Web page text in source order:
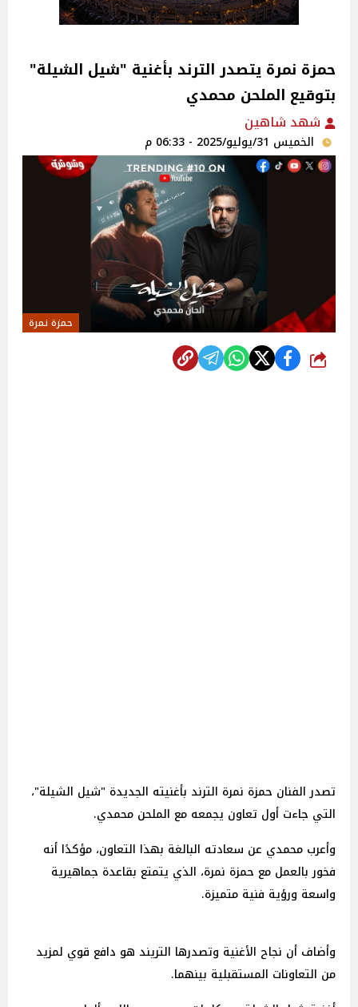
حمزة نمرة يتصدر الترند بأغنية "شيل الشيلة"
بتوقيع الملحن محمدي ‎
شهد شاهين
الخميس 31/يوليو/2025 - 06:33 م
حمزة نمرة
شارك
تصدر الفنان حمزة نمرة الترند بأغنيته الجديدة "شيل الشيلة"،
التي جاءت أول تعاون يجمعه مع الملحن محمدي.
وأعرب محمدي عن سعادته البالغة بهذا التعاون، مؤكدًا أنه
فخور بالعمل مع حمزة نمرة، الذي يتمتع بقاعدة جماهيرية
واسعة ورؤية فنية متميزة.
وأضاف أن نجاح الأغنية وتصدرها التريند هو دافع قوي لمزيد
من التعاونات المستقبلية بينهما.